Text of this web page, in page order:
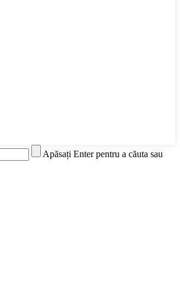
Apăsați Enter pentru a căuta sau